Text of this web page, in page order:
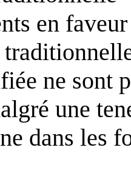
en
ne sont
une
dans les